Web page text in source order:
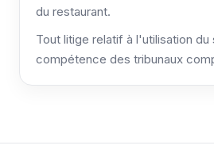
du restaurant.
Tout litige relatif à l'utilisation du
compétence des tribunaux